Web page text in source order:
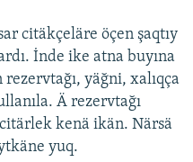
citäkçeläre öçen şaqtıy
İnde ike atna buyına
rezervtağı, yäğni, xalıqça
Ä rezervtağı
kenä ikän. Närsä
yuq.